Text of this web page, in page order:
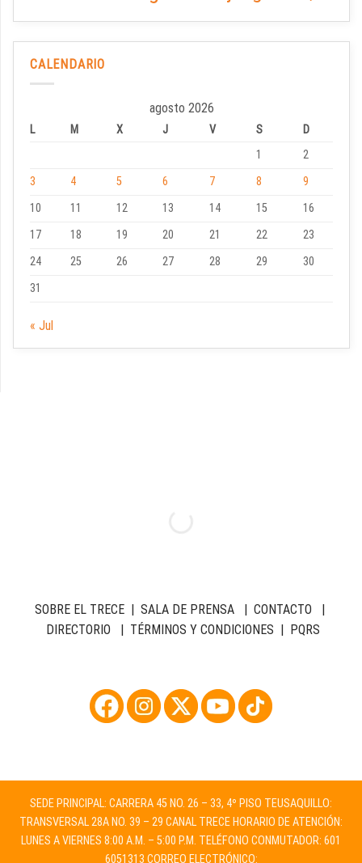
CALENDARIO
agosto 2026
L M X J V S
D
1
2
3
4 5 6 7 8
9
10
11 12 13 14 15
16
17
18 19 20 21 22
23
24
25 26 27 28 29
30
31
« Jul
SOBRE EL TRECE| SALA DE PRENSA| CONTACTO |
DIRECTORIO | TÉRMINOS Y CONDICIONES | PQRS
SEDE PRINCIPAL: CARRERA 45 NO. 26 – 33, 4º PISO TEUSAQUILLO:
TRANSVERSAL 28A NO. 39 – 29 CANAL TRECE HORARIO DE ATENCIÓN:
LUNES A VIERNES 8:00 A.M. – 5:00 P.M. TELÉFONO CONMUTADOR: 601
6051313 CORREO ELECTRÓNICO: